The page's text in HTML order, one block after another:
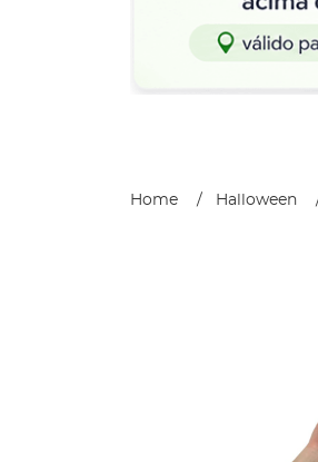
Home Halloween